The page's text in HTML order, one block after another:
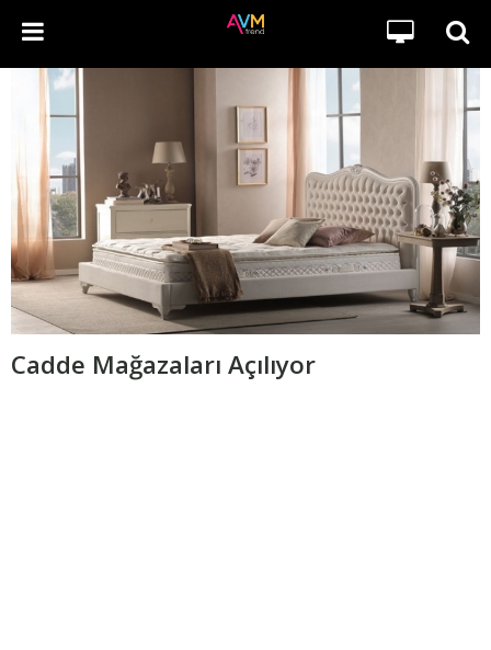
Cadde Mağazaları Açılıyor